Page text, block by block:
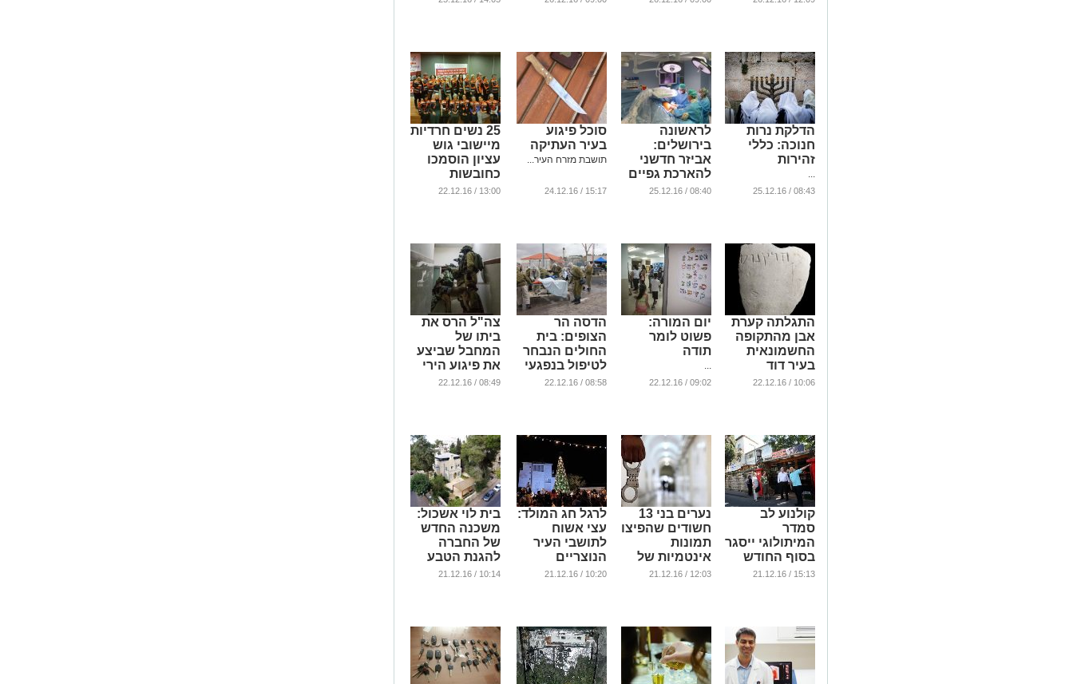
הדלקת נרות
חנוכה: כללי
זהירות
...
08:43 / 25.12.16
לראשונה
בירושלים:
אביזר חדשני
להארכת גפיים
...
08:40 / 25.12.16
סוכל פיגוע
בעיר העתיקה
תושבת מזרח העיר...
15:17 / 24.12.16
25 נשים חרדיות
מיישובי גוש
עציון הוסמכו
כחובשות
רפואת חירום
13:00 / 22.12.16
התגלתה קערת
אבן מהתקופה
החשמונאית
בעיר דוד
...
10:06 / 22.12.16
יום המורה:
פשוט לומר
תודה
...
09:02 / 22.12.16
הדסה הר
הצופים: בית
החולים הנבחר
לטיפול בנפגעי
התקפה כימית
08:58 / 22.12.16
צה"ל הרס את
ביתו של
המחבל שביצע
את פיגוע הירי
בגבעת
08:49 / 22.12.16
קולנוע לב
סמדר
המיתולוגי ייסגר
בסוף החודש
...
15:13 / 21.12.16
נערים בני 13
חשודים שהפיצו
תמונות
אינטמיות של
נערות
12:03 / 21.12.16
לרגל חג המולד:
עצי אשוח
לתושבי העיר
הנוצריים
...
10:20 / 21.12.16
בית לוי אשכול:
משכנה החדש
של החברה
להגנת הטבע
...
10:14 / 21.12.16